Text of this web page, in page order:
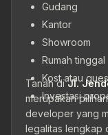
Gudang
Kantor
Showroom
Rumah tinggal
Kost atau
Investasi
Tanah diJl.
merupakan
developer yang
legalitas lengkap